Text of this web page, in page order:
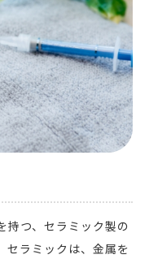
持つ、セラミック製の
セラミックは、金属を